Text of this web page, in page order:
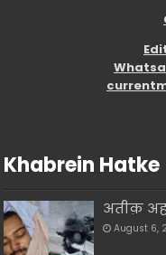
Khabrein Hatke
अतीक़
August 6,